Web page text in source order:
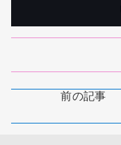
前の記事